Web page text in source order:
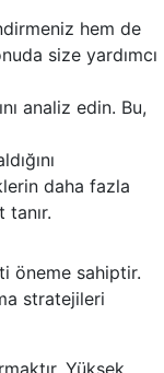
hem de
size yardımcı
analiz edin. Bu,
daha fazla
tanır.
öneme sahiptir.
stratejileri
Yüksek